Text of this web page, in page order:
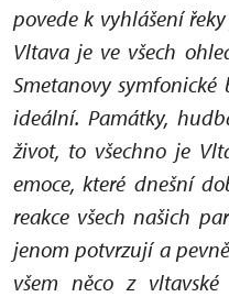
povede k vyhlášení
Vltava je ve všech
Smetanovy
ideální. Památky,
život, to všechno je
emoce, které dnešní
reakce všech našich
jenom potvrzují a
všem něco z